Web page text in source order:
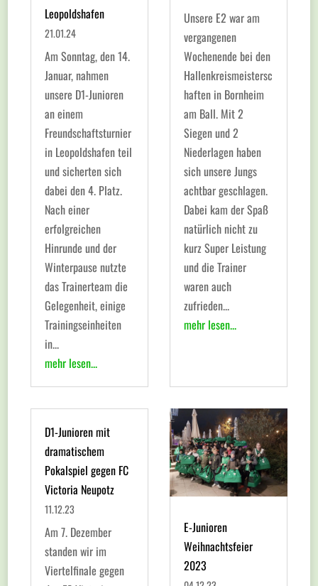
Leopoldshafen
21.01.24
Am Sonntag, den 14.
Januar, nahmen
unsere D1-Junioren
an einem
Freundschaftsturnier
in Leopoldshafen teil
und sicherten sich
dabei den 4. Platz.
Nach einer
erfolgreichen
Hinrunde und der
Winterpause nutzte
das Trainerteam die
Gelegenheit, einige
Trainingseinheiten
in...
mehr lesen...
Unsere E2 war am
vergangenen
Wochenende bei den
Hallenkreismeistersc
haften in Bornheim
am Ball. Mit 2
Siegen und 2
Niederlagen haben
sich unsere Jungs
achtbar geschlagen.
Dabei kam der Spaß
natürlich nicht zu
kurz Super Leistung
und die Trainer
waren auch
zufrieden...
mehr lesen...
D1-Junioren mit
dramatischem
Pokalspiel gegen FC
Victoria Neupotz
11.12.23
Am 7. Dezember
standen wir im
Viertelfinale gegen
E-Junioren
Weihnachtsfeier
2023